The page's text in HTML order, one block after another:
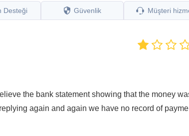
Desteği Güvenlik Müşteri
the bank statement showing that the money
again and again we have no record of